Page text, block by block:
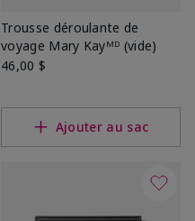
Trousse déroulante de
voyage Mary Kayᴹᴰ (vide)
46,00 $
Ajouter au sac